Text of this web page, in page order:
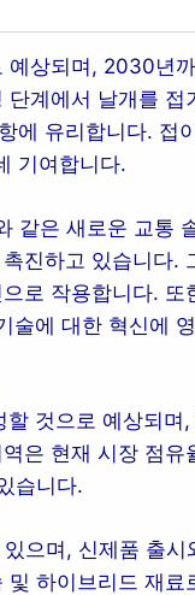
상되며, 2030년
계에서 날개를 접
에 유리합니다. 접이
기여합니다.
같은 새로운 교통
진하고 있습니다.
로 작용합니다. 또
술에 대한 혁신에
것으로 예상되며,
은 현재 시장 점유
습니다.
으며, 신제품 출시
하이브리드 재료